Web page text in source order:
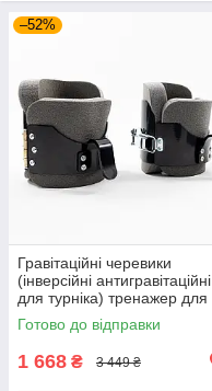
–52%
Гравітаційні черевики
(інверсійні антигравітаційні
для турніка) тренажер для
спини OSPORT Pro (OF-
0005)
Готово до відправки
1 668 ₴ 3 449 ₴